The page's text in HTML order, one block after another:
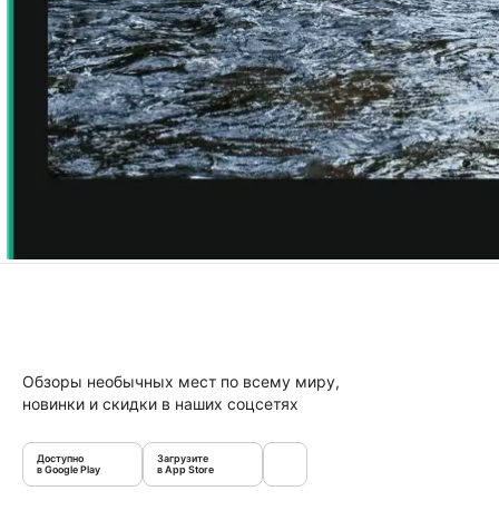
Обзоры необычных мест по всему миру,
новинки и скидки в наших соцсетях
Доступно
в Google Play
Загрузите
в App Store